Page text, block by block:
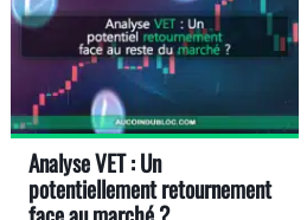
Analyse VET : Un
potentiellement retournement